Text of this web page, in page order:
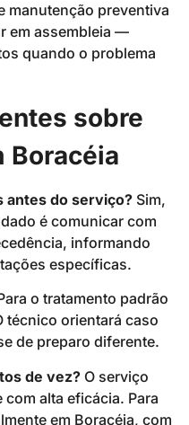
manutenção preventiva
em assembleia —
quando o problema
sobre
Boracéia
antes do serviço? Sim,
é comunicar com
informando
específicas.
o tratamento padrão
técnico orientará caso
de preparo diferente.
de vez? O serviço
alta eficácia. Para
em Boracéia, com